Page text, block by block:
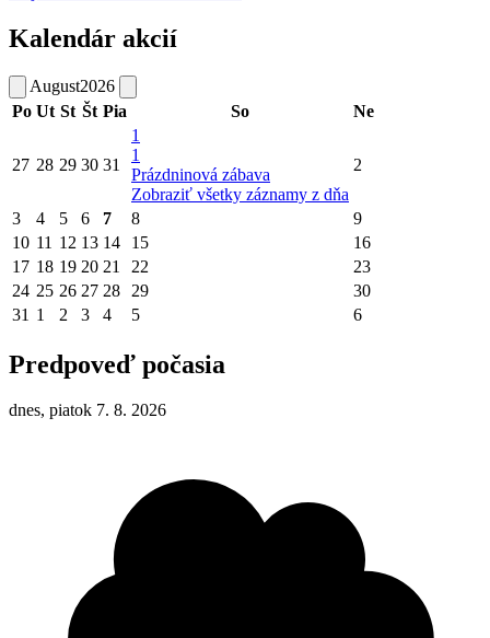
Kalendár akcií
August2026
Po Ut St Št Pia So Ne
27 28 29 30 31
1
1
Prázdninová zábava
Zobraziť všetky záznamy z dňa
2
3 4 5 6 7 8
9
10 11 12 13 14 15
16
17 18 19 20 21 22
23
24 25 26 27 28 29
30
31 1 2 3 4 5 6
Predpoveď počasia
dnes, piatok 7. 8. 2026